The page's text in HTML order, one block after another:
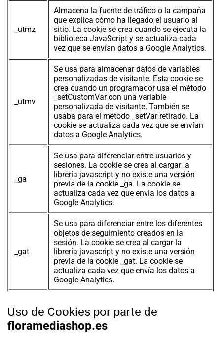
_utmz
Almacena la fuente de tráfico o la campaña
que explica cómo ha llegado el usuario al
sitio. La cookie se crea cuando se ejecuta la
biblioteca JavaScript y se actualiza cada
vez que se envían datos a Google Analytics.
_utmv
Se usa para almacenar datos de variables
personalizadas de visitante. Esta cookie se
crea cuando un programador usa el método
_setCustomVar con una variable
personalizada de visitante. También se
usaba para el método _setVar retirado. La
cookie se actualiza cada vez que se envían
datos a Google Analytics.
_ga
Se usa para diferenciar entre usuarios y
sesiones. La cookie se crea al cargar la
librería javascript y no existe una versión
previa de la cookie _ga. La cookie se
actualiza cada vez que envia los datos a
Google Analytics.
_gat
Se usa para diferenciar entre los diferentes
objetos de seguimiento creados en la
sesión. La cookie se crea al cargar la
librería javascript y no existe una versión
previa de la cookie _gat. La cookie se
actualiza cada vez que envía los datos a
Google Analytics.
Uso de Cookies por parte de
floramediashop.es